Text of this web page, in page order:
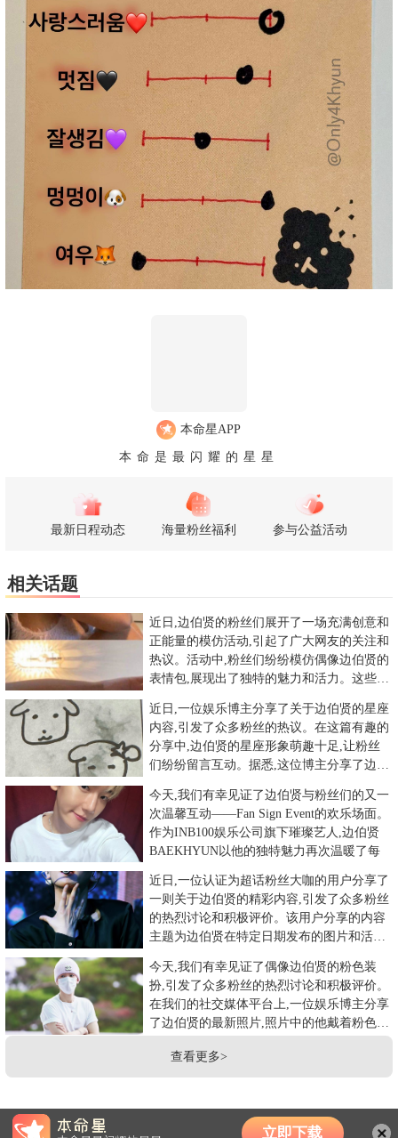
本命星APP
本命是最闪耀的星星
最新日程动态 海量粉丝福利 参与公益活动
相关话题
近日,边伯贤的粉丝们展开了一场充满创意和
正能量的模仿活动,引起了广大网友的关注和
热议。活动中,粉丝们纷纷模仿偶像边伯贤的
表情包,展现出了独特的魅力和活力。这些模
近日,一位娱乐博主分享了关于边伯贤的星座
内容,引发了众多粉丝的热议。在这篇有趣的
分享中,边伯贤的星座形象萌趣十足,让粉丝
们纷纷留言互动。据悉,这位博主分享了边伯
今天,我们有幸见证了边伯贤与粉丝们的又一
次温馨互动——Fan Sign Event的欢乐场面。
作为INB100娱乐公司旗下璀璨艺人,边伯贤
BAEKHYUN以他的独特魅力再次温暖了每
近日,一位认证为超话粉丝大咖的用户分享了
一则关于边伯贤的精彩内容,引发了众多粉丝
的热烈讨论和积极评价。该用户分享的内容
主题为边伯贤在特定日期发布的图片和活动
今天,我们有幸见证了偶像边伯贤的粉色装
扮,引发了众多粉丝的热烈讨论和积极评价。
在我们的社交媒体平台上,一位娱乐博主分享
了边伯贤的最新照片,照片中的他戴着粉色帽
查看更多>
立即下载